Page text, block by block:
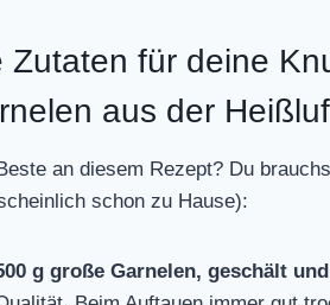
Zutaten für deine
aus der
an diesem Rezept? Du
schon zu Hause):
g große Garnelen, geschält